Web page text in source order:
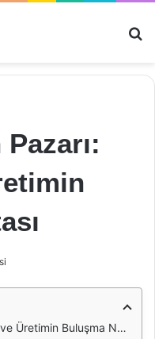
Buluşma Noktası